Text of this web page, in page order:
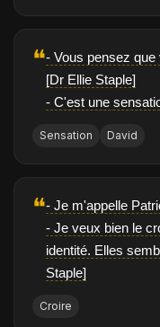
❝- Vous pensez
[Dr Ellie Staple]
- C'est une
Sensation David
❝- Je m'appelle
- Je veux bien le
identité. Elles
Staple]
Croire